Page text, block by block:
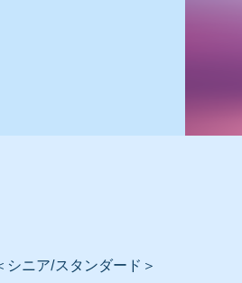
シニア/スタンダード＞